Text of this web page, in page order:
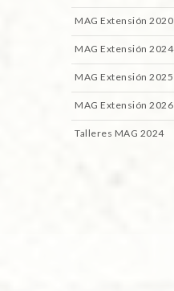
MAG Extensión 2020
MAG Extensión 2024
MAG Extensión 2025
MAG Extensión 2026
Talleres MAG 2024